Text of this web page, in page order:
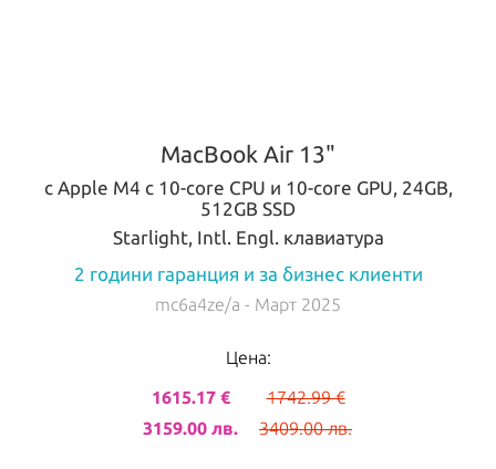
MacBook Air 13"
с Apple M4 с 10-core CPU и 10-core GPU, 24GB,
512GB SSD
Starlight, Intl. Engl. клавиатура
2 години гаранция и за бизнес клиенти
mc6a4ze/a - Март 2025
Цена:
1615.17 €
1742.99 €
3159.00 лв.
3409.00 лв.